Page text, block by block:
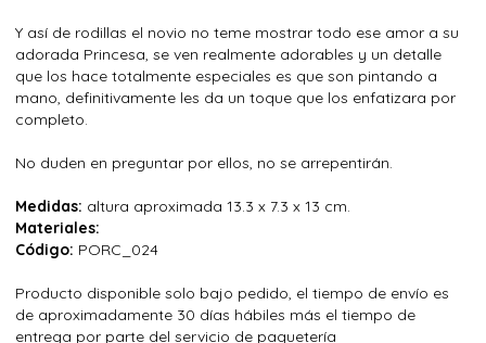
Y así de rodillas el novio no teme mostrar todo ese amor a su
adorada Princesa, se ven realmente adorables y un detalle
que los hace totalmente especiales es que son pintando a
mano, definitivamente les da un toque que los enfatizara por
completo.
No duden en preguntar por ellos, no se arrepentirán.
Medidas: altura aproximada 13.3 x 7.3 x 13 cm.
Materiales:
Código: PORC_024
Producto disponible solo bajo pedido, el tiempo de envío es
de aproximadamente 30 días hábiles más el tiempo de
entrega por parte del servicio de paquetería